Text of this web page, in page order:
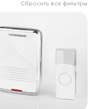
Сбросить все фильтры